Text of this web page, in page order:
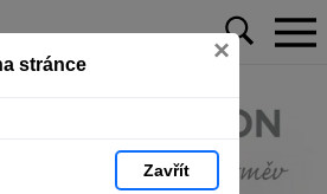
stránce ×
Zavřít